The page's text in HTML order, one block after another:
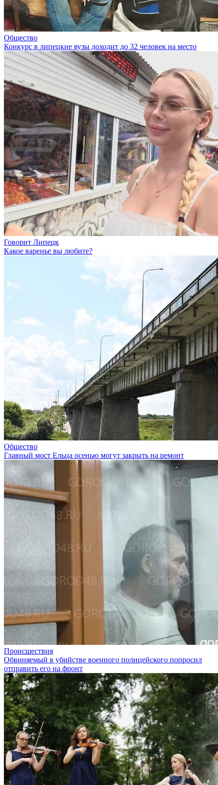
Общество
Конкурс в липецкие вузы доходит до 32 человек на место
Говорит Липецк
Какое варенье вы любите?
Общество
Главный мост Ельца осенью могут закрыть на ремонт
Происшествия
Обвиняемый в убийстве военного полицейского попросил
отправить его на фронт